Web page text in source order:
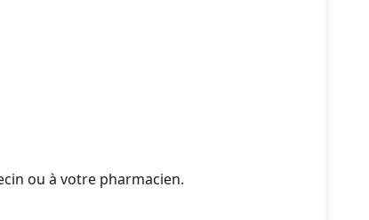
ou à votre pharmacien.